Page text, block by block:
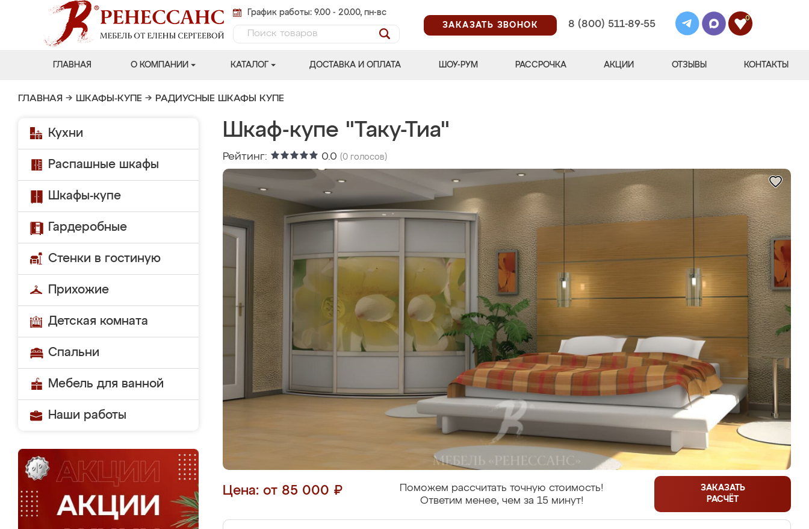
График работы: 9.00 - 20.00, пн-вс
ЗАКАЗАТЬ ЗВОНОК
8 (800) 511-89-55
0
ГЛАВНАЯ О КОМПАНИИ КАТАЛОГ ДОСТАВКА И ОПЛАТА ШОУ-РУМ РАССРОЧКА АКЦИИ ОТЗЫВЫ КОНТАКТЫ
ГЛАВНАЯ → ШКАФЫ-КУПЕ → РАДИУСНЫЕ ШКАФЫ КУПЕ
Кухни
Распашные шкафы
Шкафы-купе
Гардеробные
Стенки в гостиную
Прихожие
Детская комната
Спальни
Мебель для ванной
Наши работы
Шкаф-купе "Таку-Тиа"
Рейтинг: 0.0 (0 голосов)
Цена: от 85 000 ₽
Поможем рассчитать точную стоимость!
Ответим менее, чем за 15 минут!
ЗАКАЗАТЬ
РАСЧЁТ